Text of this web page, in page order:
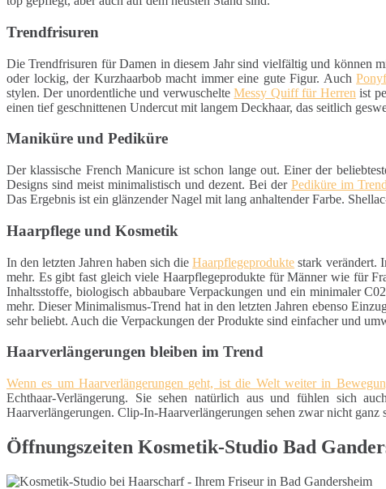
Trendfrisuren
Die Trendfrisuren für Damen in diesem Jahr sind vielfältig und können
oder lockig, der Kurzhaarbob macht immer eine gute Figur. Auch
stylen. Der unordentliche und verwuschelteMessy Quiff für Herren ist
einen tief geschnittenen Undercut mit langem Deckhaar, das seitlich
Maniküre und Pediküre
Der klassische French Manicure ist schon lange out. Einer der
Designs sind meist minimalistisch und dezent. Bei der Pediküre im Trend
Das Ergebnis ist ein glänzender Nagel mit lang anhaltender Farbe.
Haarpflege und Kosmetik
In den letzten Jahren haben sich dieHaarpflegeprodukte stark verändert.
mehr. Es gibt fast gleich viele Haarpflegeprodukte für Männer wie für
Inhaltsstoffe, biologisch abbaubare Verpackungen und ein minimaler
mehr. Dieser Minimalismus-Trend hat in den letzten Jahren ebenso
sehr beliebt. Auch die Verpackungen der Produkte sind einfacher und
Haarverlängerungen bleiben im Trend
Wenn es um Haarverlängerungen geht, ist die Welt weiter in
Echthaar-Verlängerung. Sie sehen natürlich aus und fühlen sich
Haarverlängerungen. Clip-In-Haarverlängerungen sehen zwar nicht
Öffnungszeiten Kosmetik-Studio Bad